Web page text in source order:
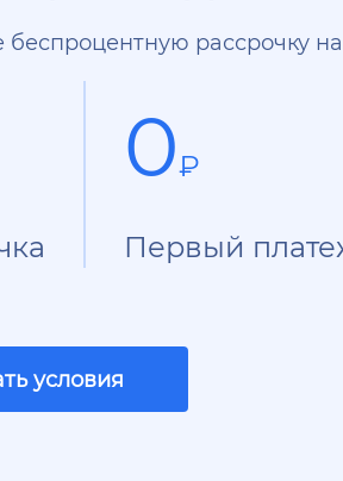
рассрочку
0₽
Первый
условия